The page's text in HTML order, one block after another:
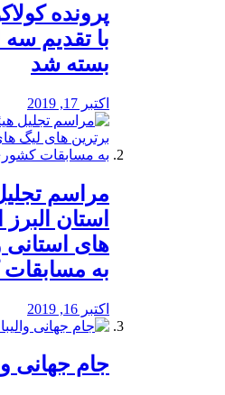
پرونده
با تقدیم سه
بسته شد
اکتبر 17, 2019
مراسم
استان
های استانی
به
اکتبر 16, 2019
جام جهانی